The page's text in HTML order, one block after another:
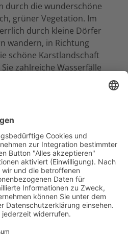
durch die wunderschöne
grüner Vegetation. Im
durch kleine Dörfer
wandern, in Richtung
schöne Karstlandschaft
zahlreiche Wasserfälle
die wohl schönste
am und auf dem
die letzten Strahlen der
Mekong einzufangen.
Bergland und grünen
abgelegene Bergdörfer
Wasserfälle auf Ihrer
von Laos.